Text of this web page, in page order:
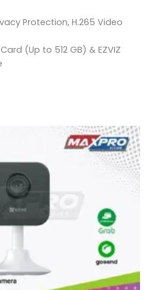
Protection, H.265 Video
(Up to 512 GB) & EZVIZ